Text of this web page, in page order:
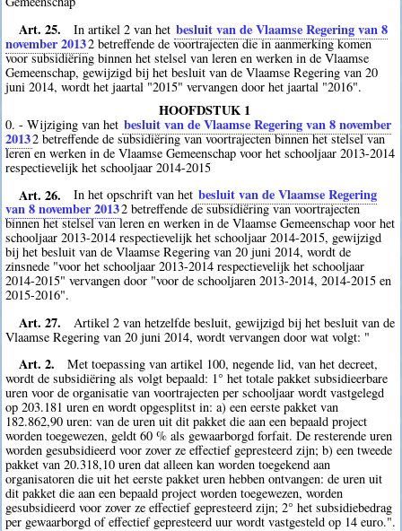
Art. 25. In artikel 2 van het besluit van de Vlaamse Regering van 8
november 20132 betreffende de voortrajecten die in aanmerking komen
voor subsidiëring binnen het stelsel van leren en werken in de Vlaamse
Gemeenschap, gewijzigd bij het besluit van de Vlaamse Regering van 20
juni 2014, wordt het jaartal "2015" vervangen door het jaartal "2016".
HOOFDSTUK 1
0. - Wijziging van het besluit van de Vlaamse Regering van 8 november
20132 betreffende de subsidiëring van voortrajecten binnen het stelsel van
leren en werken in de Vlaamse Gemeenschap voor het schooljaar 2013-2014
respectievelijk het schooljaar 2014-2015
Art. 26. In het opschrift van het besluit van de Vlaamse Regering
van 8 november 20132 betreffende de subsidiëring van voortrajecten
binnen het stelsel van leren en werken in de Vlaamse Gemeenschap voor het
schooljaar 2013-2014 respectievelijk het schooljaar 2014-2015, gewijzigd
bij het besluit van de Vlaamse Regering van 20 juni 2014, wordt de
zinsnede "voor het schooljaar 2013-2014 respectievelijk het schooljaar
2014-2015" vervangen door "voor de schooljaren 2013-2014, 2014-2015 en
2015-2016".
Art. 27.
Artikel 2 van hetzelfde besluit, gewijzigd bij het besluit van de
Vlaamse Regering van 20 juni 2014, wordt vervangen door wat volgt: "
Art. 2.
Met toepassing van artikel 100, negende lid, van het decreet,
wordt de subsidiëring als volgt bepaald: 1° het totale pakket subsidieerbare
uren voor de organisatie van voortrajecten per schooljaar wordt vastgelegd
op 203.181 uren en wordt opgesplitst in: a) een eerste pakket van
182.862,90 uren: van de uren uit dit pakket die aan een bepaald project
worden toegewezen, geldt 60 % als gewaarborgd forfait. De resterende uren
worden gesubsidieerd voor zover ze effectief gepresteerd zijn; b) een tweede
pakket van 20.318,10 uren dat alleen kan worden toegekend aan
organisatoren die uit het eerste pakket uren hebben ontvangen: de uren uit
dit pakket die aan een bepaald project worden toegewezen, worden
gesubsidieerd voor zover ze effectief gepresteerd zijn; 2° het subsidiebedrag
per gewaarborgd of effectief gepresteerd uur wordt vastgesteld op 14 euro.".